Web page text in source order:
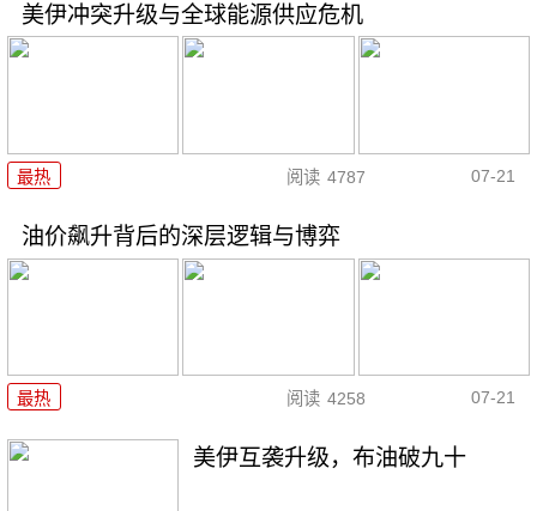
美伊冲突升级与全球能源供应危机
最热 阅读 4787 07-21
油价飙升背后的深层逻辑与博弈
最热 阅读 4258 07-21
美伊互袭升级，布油破九十